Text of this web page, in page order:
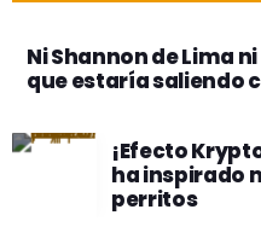
Ni Shannon de Lima
que estaría saliendo
¡Efecto
ha inspirado
perritos